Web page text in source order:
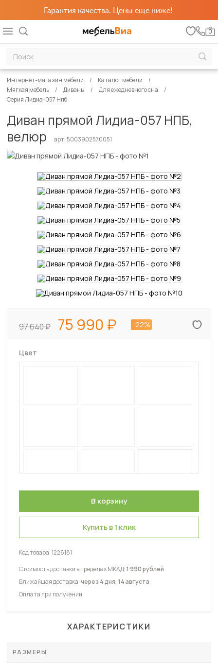
Гарантия качества. Цены еще ниже!
0
Интернет-магазин мебели
Каталог мебели
Мягкая мебель
Диваны
Для ежедневного сна
Серия Лидиа-057 Нпб
Диван прямой Лидиа-057 НПБ,
велюр
арт. 5003902570051
97 640 75 990 -22%
Цвет
Купить в 1 клик
Код товара:1226181
Стоимость доставки в пределах МКАД:1 990 рублей
Ближайшая доставка:через 4 дня, 14 августа
Оплата при получении
ХАРАКТЕРИСТИКИ
РАЗМЕРЫ